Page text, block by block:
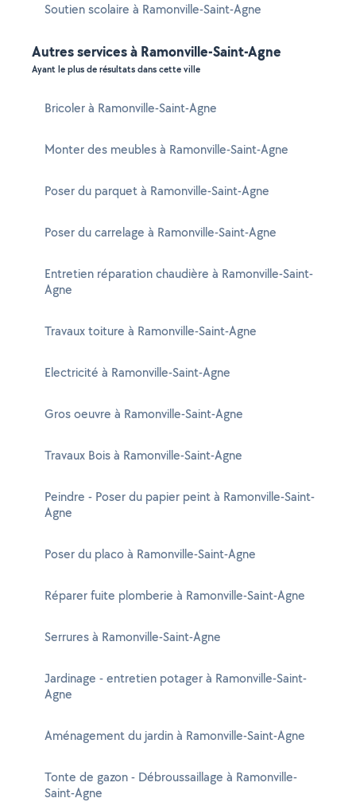
Soutien scolaire à Ramonville-Saint-Agne
Autres services à Ramonville-Saint-Agne
Ayant le plus de résultats dans cette ville
Bricoler à Ramonville-Saint-Agne
Monter des meubles à Ramonville-Saint-Agne
Poser du parquet à Ramonville-Saint-Agne
Poser du carrelage à Ramonville-Saint-Agne
Entretien réparation chaudière à Ramonville-Saint-
Agne
Travaux toiture à Ramonville-Saint-Agne
Electricité à Ramonville-Saint-Agne
Gros oeuvre à Ramonville-Saint-Agne
Travaux Bois à Ramonville-Saint-Agne
Peindre - Poser du papier peint à Ramonville-Saint-
Agne
Poser du placo à Ramonville-Saint-Agne
Réparer fuite plomberie à Ramonville-Saint-Agne
Serrures à Ramonville-Saint-Agne
Jardinage - entretien potager à Ramonville-Saint-
Agne
Aménagement du jardin à Ramonville-Saint-Agne
Tonte de gazon - Débroussaillage à Ramonville-
Saint-Agne